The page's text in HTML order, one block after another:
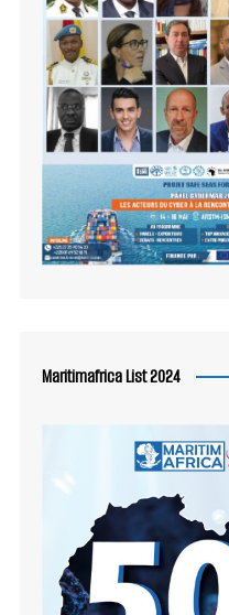
Maritimafrica List 2024